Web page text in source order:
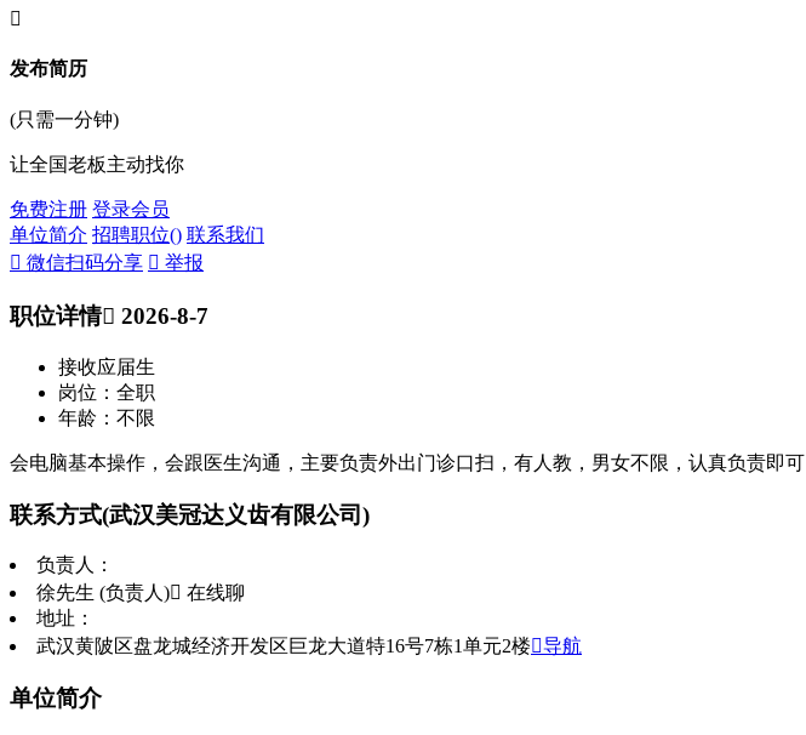

发布简历
(只需一分钟)
让全国老板主动找你
免费注册 登录会员
单位简介 招聘职位() 联系我们
 微信扫码分享  举报
职位详情 2026-8-7
接收应届生
岗位：全职
年龄：不限
会电脑基本操作，会跟医生沟通，主要负责外出门诊口扫，有人教，男女不限，认真负责即可
联系方式(武汉美冠达义齿有限公司)
负责人：
徐先生 (负责人) 在线聊
地址：
武汉黄陂区盘龙城经济开发区巨龙大道特16号7栋1单元2楼导航
单位简介